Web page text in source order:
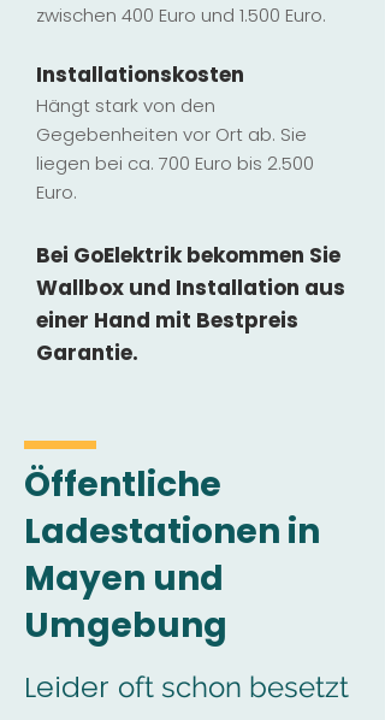
zwischen 400 Euro und 1.500 Euro.
Installationskosten
Hängt stark von den
Gegebenheiten vor Ort ab. Sie
liegen bei ca. 700 Euro bis 2.500
Euro.
Bei GoElektrik bekommen Sie
Wallbox und Installation aus
einer Hand mit Bestpreis
Garantie.
Öffentliche
Ladestationen in
Mayen und
Umgebung
Leider oft schon besetzt